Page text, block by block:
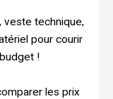
veste technique,
pour courir
!
les prix